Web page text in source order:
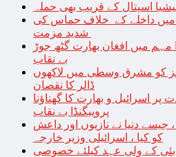
اسپتال کے قریب بھی حملہ
میں داخلے کے خلاف حماس کی
مہم میں افغان بھارت گٹھ جوڑ
بے نقاب
کو مشرق وسطی میں لاکھوں
ڈالر کا نقصان
اسرائیل و بھارت کا گھناؤنا
پروپیگنڈا بے نقاب
دنیا نے نازیوں اور داعش
کو کیا ، اسرائیلی وزیر خارجہ
دبئی کے ولی عہد کیلئے خصوصی